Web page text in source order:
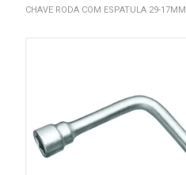
CHAVE RODA COM ESPATULA 29-17MM